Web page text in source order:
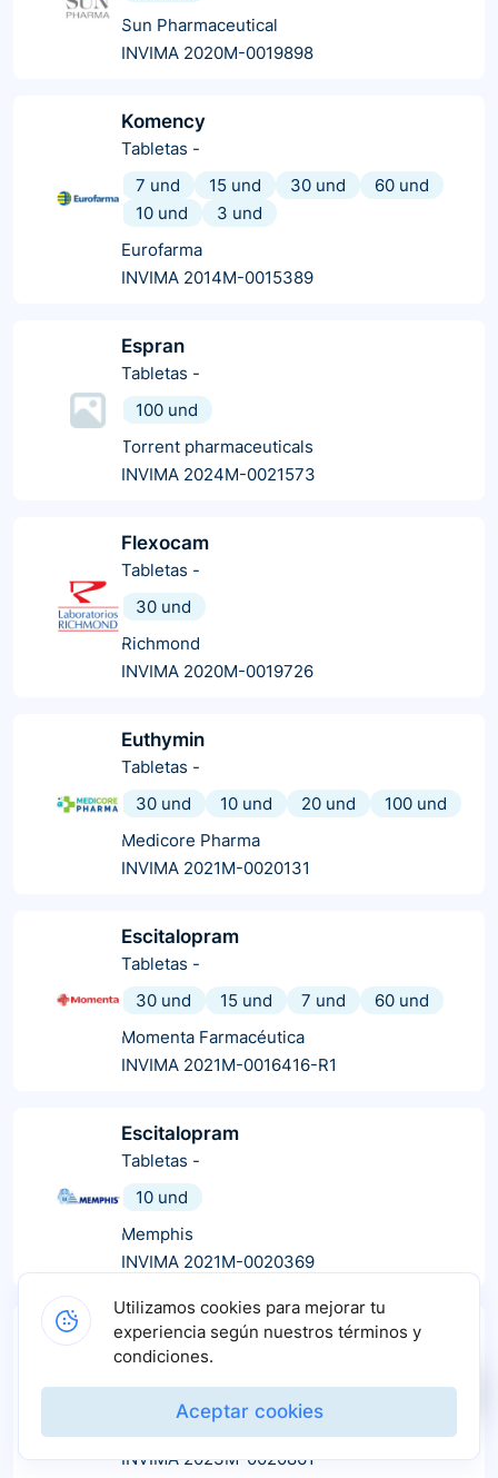
Sun Pharmaceutical
INVIMA 2020M-0019898
Komency
Tabletas -
7 und
15 und 30 und
60 und
10 und
3 und
Eurofarma
INVIMA 2014M-0015389
Espran
Tabletas -
100 und
Torrent pharmaceuticals
INVIMA 2024M-0021573
Flexocam
Tabletas -
30 und
Richmond
INVIMA 2020M-0019726
Euthymin
Tabletas -
30 und
10 und 20 und
100 und
Medicore Pharma
INVIMA 2021M-0020131
Escitalopram
Tabletas -
30 und
15 und 7 und
60 und
Momenta Farmacéutica
INVIMA 2021M-0016416-R1
Escitalopram
Tabletas -
10 und
Memphis
INVIMA 2021M-0020369
Escitalopram
Tabletas-
15 und
INVIMA 2023M-0020861
Utilizamos cookies para mejorar tu
experiencia según nuestros términos y
condiciones.
Aceptar cookies